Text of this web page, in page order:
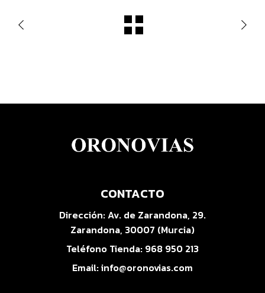
CONTACTO
Dirección:Av. de Zarandona, 29.
Zarandona, 30007 (Murcia)
Teléfono Tienda: 968 950 213
Email:info@oronovias.com